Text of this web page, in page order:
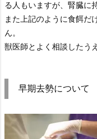
る人もいますが、腎臓に
また上記のように食餌だ
ん。
獣医師とよく相談したう
早期去勢について